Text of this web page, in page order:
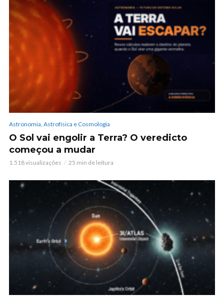
Astronomia, Astrofísica e Cosmologia
O Sol vai engolir a Terra? O veredicto
começou a mudar
1.518 visualizações 25 min de leitura